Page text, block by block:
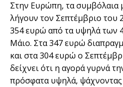
Στην Ευρώπη, τα συμβόλαια
λήγουν τον Σεπτέμβριο του
354 ευρώ από τα υψηλά των
Μάιο. Στα 347 ευρώ
και στα 304 ευρώ ο
δείχνει ότι η αγορά γυρνά
πρόσφατα υψηλά,